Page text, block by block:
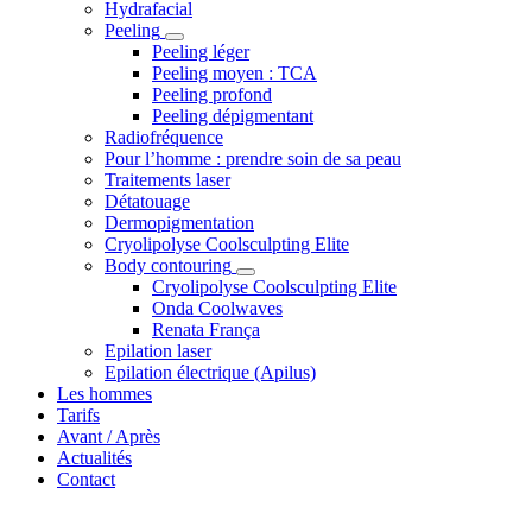
Hydrafacial
Peeling
Peeling léger
Peeling moyen : TCA
Peeling profond
Peeling dépigmentant
Radiofréquence
Pour l’homme : prendre soin de sa peau
Traitements laser
Détatouage
Dermopigmentation
Cryolipolyse Coolsculpting Elite
Body contouring
Cryolipolyse Coolsculpting Elite
Onda Coolwaves
Renata França
Epilation laser
Epilation électrique (Apilus)
Les hommes
Tarifs
Avant / Après
Actualités
Contact